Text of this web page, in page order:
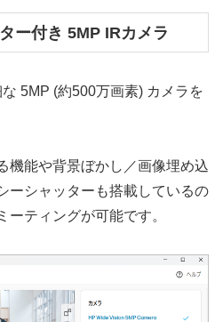
ー付き 5MP IRカメラ
5MP (約500万画素) カメラを
機能や背景ぼかし／画像埋め込
ーシャッターも搭載しているの
ーティングが可能です。